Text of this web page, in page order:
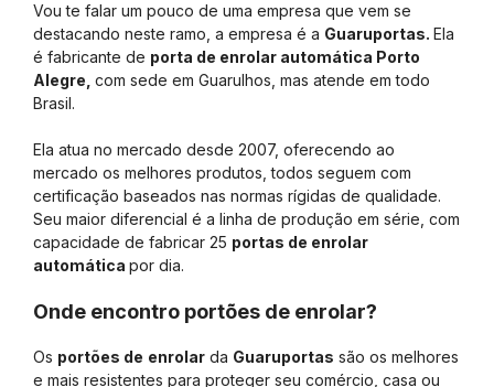
Vou te falar um pouco de uma empresa que vem se
destacando neste ramo, a empresa é a Guaruportas. Ela
é fabricante de porta de enrolar automática Porto
Alegre, com sede em Guarulhos, mas atende em todo
Brasil.
Ela atua no mercado desde 2007, oferecendo ao
mercado os melhores produtos, todos seguem com
certificação baseados nas normas rígidas de qualidade.
Seu maior diferencial é a linha de produção em série, com
capacidade de fabricar 25 portas de enrolar
automática por dia.
Onde encontro portões de enrolar?
Os portões de enrolar da Guaruportas são os melhores
e mais resistentes para proteger seu comércio, casa ou